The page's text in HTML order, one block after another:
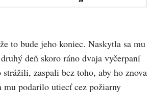
to bude jeho koniec. Naskytla sa mu
deň skoro ráno dvaja vyčerpaní
zaspali bez toho, aby ho znova
podarilo utiecť cez požiarny